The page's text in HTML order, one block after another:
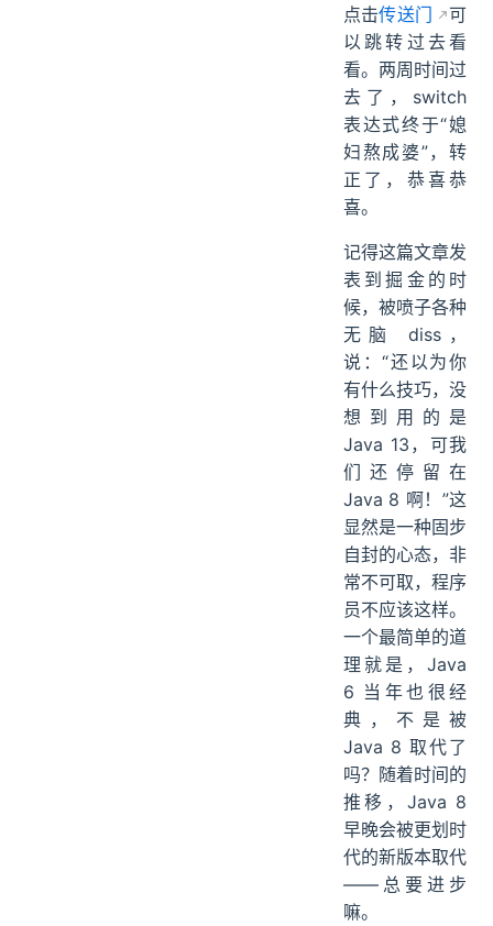
点击传送门
可
以跳转过去看
看。两周时间过
去了，switch
表达式终于“媳
妇熬成婆”，转
正了，恭喜恭
喜。
记得这篇文章发
表到掘金的时
候，被喷子各种
无脑 diss，
说：“还以为你
有什么技巧，没
想到用的是
Java 13，可我
们还停留在
Java 8 啊！”这
显然是一种固步
自封的心态，非
常不可取，程序
员不应该这样。
一个最简单的道
理就是，Java
6 当年也很经
典，不是被
Java 8 取代了
吗？随着时间的
推移，Java 8
早晚会被更划时
代的新版本取代
——总要进步
嘛。